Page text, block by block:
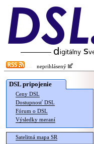
neprihlásený
DSL pripojenie
Ceny DSL
Dostupnosť DSL
Fórum o DSL
Výsledky meraní
Satelitná mapa SR